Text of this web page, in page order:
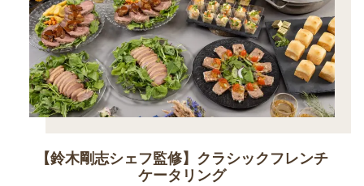
【鈴木剛志シェフ監修】クラシックフレンチ
ケータリング